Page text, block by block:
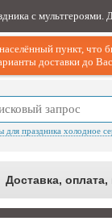
с
пункт, что
доставки до
для праздника холодное
Доставка, оплата,